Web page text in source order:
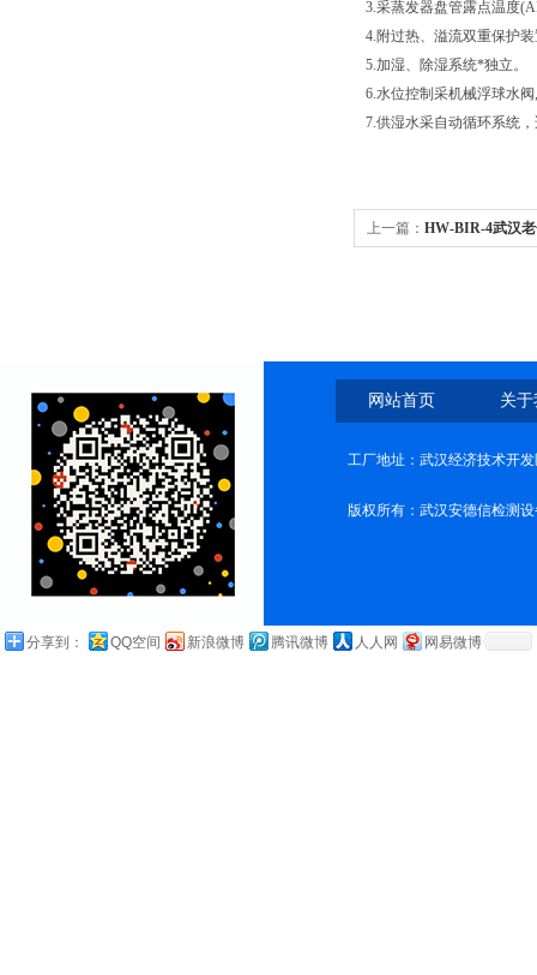
3.采蒸发器盘管露点温度
4.附过热、溢流双重保护
5.加湿、除湿系统*独立。
6.水位控制采机械浮球水
7.供湿水采自动循环系统
上一篇： HW-BIR-4武汉
网站首页 关
工厂地址：武汉经济技术开
版权所有：武汉安德信检测
分享到： QQ空间 新浪微博 腾讯微博 人人网 网易微博